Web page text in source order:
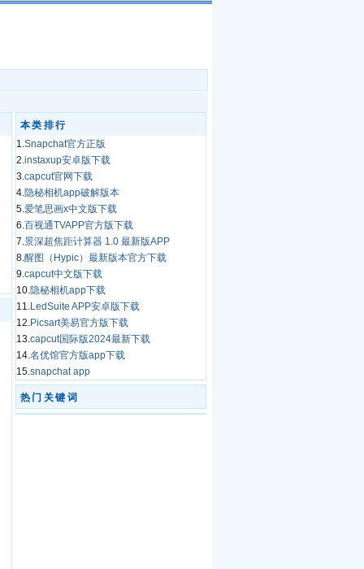
本类排行
1.Snapchat官方正版
2.instaxup安卓版下载
3.capcut官网下载
4.隐秘相机app破解版本
5.爱笔思画x中文版下载
6.百视通TVAPP官方版下载
7.景深超焦距计算器 1.0 最新版APP
8.醒图（Hypic）最新版本官方下载
9.capcut中文版下载
10.隐秘相机app下载
11.LedSuite APP安卓版下载
12.Picsart美易官方版下载
13.capcut国际版2024最新下载
14.名优馆官方版app下载
15.snapchat app
热门关键词